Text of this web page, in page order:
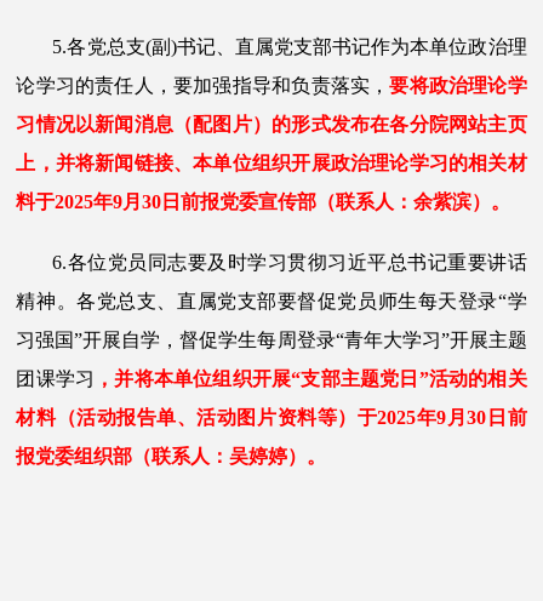
5.各党总支(副)书记、直属党支部书记作为本单位政治理
论学习的责任人，要加强指导和负责落实，要将政治理论学
习情况以新闻消息（配图片）的形式发布在各分院网站主页
上，并将新闻链接、本单位组织开展政治理论学习的相关材
料于2025年9月30 日前报党委宣传部（联系人：余紫滨）。
6.各位党员同志要及时学习贯彻习近平总书记重要讲话
精神。各党总支、直属党支部要督促党员师生每天登录“学
习强国”开展自学，督促学生每周登录“青年大学习”开展主题
团课学习 ，并将本单位组织开展“支部主题党日”活动的相关
材料（活动报告单、活动图片资料等）于2025年9 月30 日前
报党委组织部（联系人：吴婷婷）。